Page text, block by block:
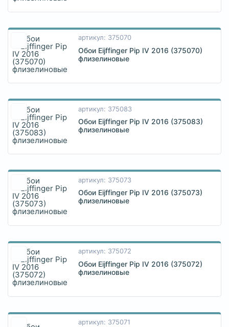
артикул: 375070
Обои Eijffinger Pip IV 2016 (375070)
флизелиновые
артикул: 375083
Обои Eijffinger Pip IV 2016 (375083)
флизелиновые
артикул: 375073
Обои Eijffinger Pip IV 2016 (375073)
флизелиновые
артикул: 375072
Обои Eijffinger Pip IV 2016 (375072)
флизелиновые
артикул: 375071